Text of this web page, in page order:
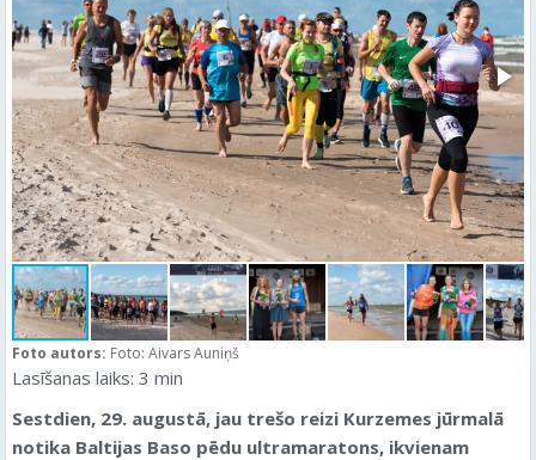
Foto autors: Foto: Aivars Auniņš
Lasīšanas laiks: 3 min
Sestdien, 29. augustā, jau trešo reizi Kurzemes jūrmalā
notika Baltijas Baso pēdu ultramaratons, ikvienam